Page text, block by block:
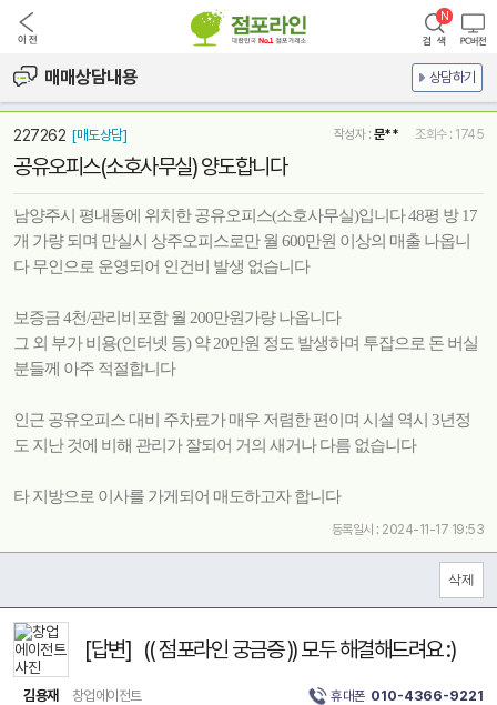
매매상담내용 상담하기
227262 [매도상담] 작성자 : 문** 조회수 : 1745
공유오피스(소호사무실) 양도합니다
남양주시 평내동에 위치한 공유오피스(소호사무실)입니다 48평 방 17
개 가량 되며 만실시 상주오피스로만 월 600만원 이상의 매출 나옵니
다 무인으로 운영되어 인건비 발생 없습니다
보증금 4천/관리비포함 월 200만원가량 나옵니다
그 외 부가 비용(인터넷 등) 약 20만원 정도 발생하며 투잡으로 돈 버실
분들께 아주 적절합니다
인근 공유오피스 대비 주차료가 매우 저렴한 편이며 시설 역시 3년정
도 지난 것에 비해 관리가 잘되어 거의 새거나 다름 없습니다
타 지방으로 이사를 가게되어 매도하고자 합니다
등록일시 : 2024-11-17 19:53
[답변] (( 점포라인 궁금증 )) 모두 해결해드려요 :)
김용재 창업에이전트 휴대폰 010-4366-9221